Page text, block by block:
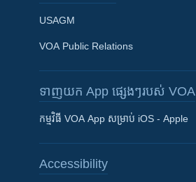
Khmer English
USAGM
VOA Public Relations
ទាញយក​ App ផ្សេងៗ​របស់​ VOA
កម្មវិធី​ VOA App សម្រាប់ iOS - Apple
Accessibility